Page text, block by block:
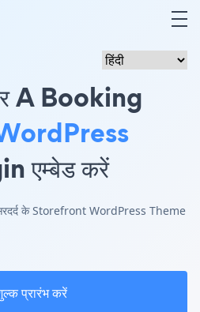
A Booking
एम्बेड करें
सिरदर्द के Storefront WordPress Theme
प्रारंभ करें